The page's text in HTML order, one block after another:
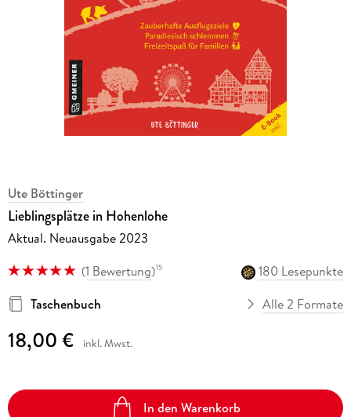
Ute Böttinger
Lieblingsplätze in Hohenlohe
Aktual. Neuausgabe 2023
(1 Bewertung)15
180 Lesepunkte
Taschenbuch
Alle 2 Formate
18,00 € inkl. Mwst.
In den Warenkorb